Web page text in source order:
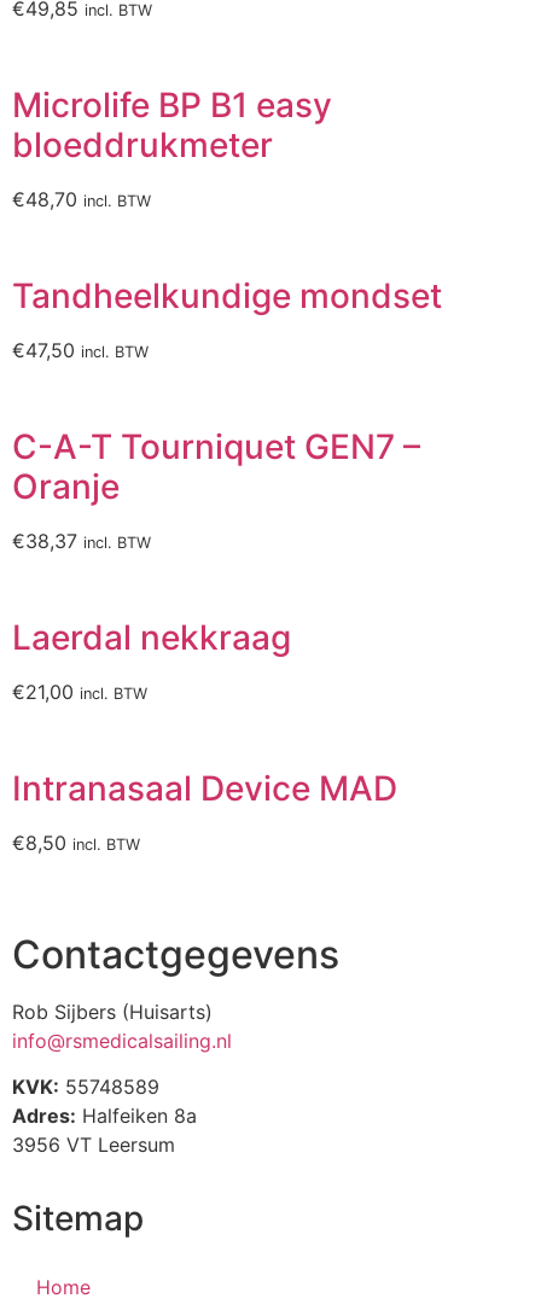
€49,85 incl. BTW
Microlife BP B1 easy
bloeddrukmeter
€48,70 incl. BTW
Tandheelkundige mondset
€47,50 incl. BTW
C-A-T Tourniquet GEN7 –
Oranje
€38,37 incl. BTW
Laerdal nekkraag
€21,00 incl. BTW
Intranasaal Device MAD
€8,50 incl. BTW
Contactgegevens
Rob Sijbers (Huisarts)
info@rsmedicalsailing.nl
KVK: 55748589
Adres: Halfeiken 8a
3956 VT Leersum
Sitemap
Home